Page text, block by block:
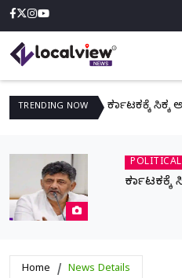
TRENDING NOW ಕರ್ನಾಟಕಕ್ಕೆ
POLITICAL
Home News Details